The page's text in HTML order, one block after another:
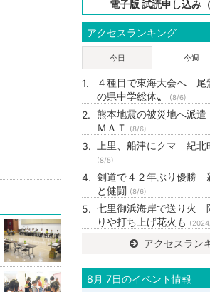
電子版 試読申し込み
アクセスランキング
今日 今週
４種目で東海大会へ
の県中学総体〟
(8/6)
熊本地震の被災地へ派
ＭＡＴ
(8/6)
上里、船津にクマ 紀
(8/5)
剣道で４２年ぶり優勝
と健闘 (8/6)
七里御浜海岸で送り火
りや打ち上げ花火も
アクセスラン
8月 7日のイベント情報